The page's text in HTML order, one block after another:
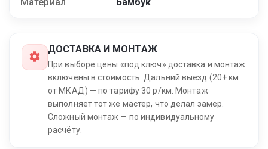
ДОСТАВКА И МОНТАЖ
При выборе цены «под ключ» доставка и монтаж
включены в стоимость. Дальний выезд (20+ км
от МКАД) — по тарифу 30 р/км. Монтаж
выполняет тот же мастер, что делал замер.
Сложный монтаж — по индивидуальному
расчёту.